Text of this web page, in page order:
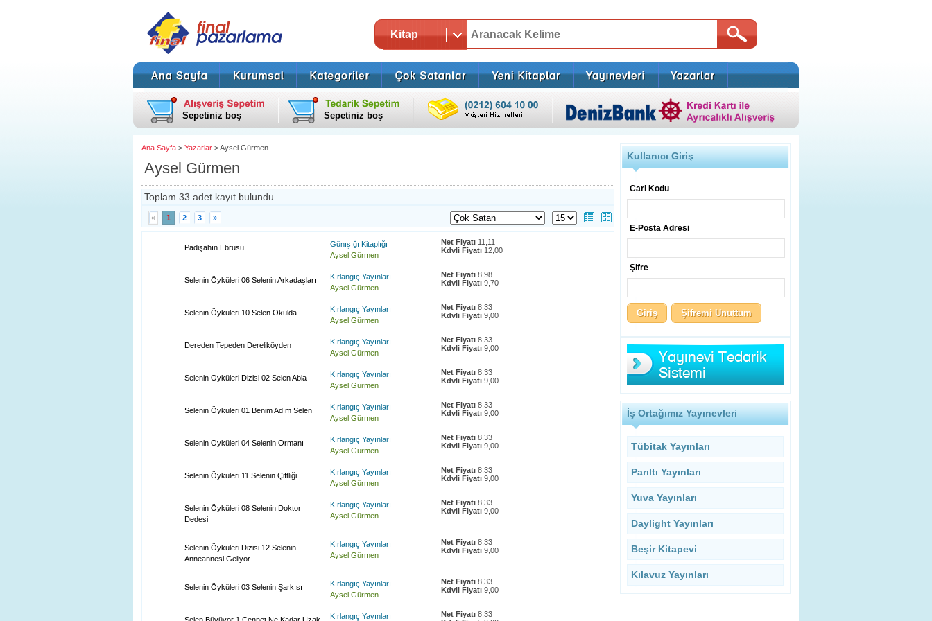
Kitap
Sepetiniz boş Sepetiniz boş
Ana Sayfa > Yazarlar > Aysel Gürmen
Aysel Gürmen
Toplam 33 adet kayıt bulundu
« 1 2 3 »
Padişahın Ebrusu
Günışığı Kitaplığı
Aysel Gürmen
Net Fiyatı 11,11
Kdvli Fiyatı 12,00
Selenin Öyküleri 06 Selenin Arkadaşları
Kırlangıç Yayınları
Aysel Gürmen
Net Fiyatı 8,98
Kdvli Fiyatı 9,70
Selenin Öyküleri 10 Selen Okulda
Kırlangıç Yayınları
Aysel Gürmen
Net Fiyatı 8,33
Kdvli Fiyatı 9,00
Dereden Tepeden Dereliköyden
Kırlangıç Yayınları
Aysel Gürmen
Net Fiyatı 8,33
Kdvli Fiyatı 9,00
Selenin Öyküleri Dizisi 02 Selen Abla
Kırlangıç Yayınları
Aysel Gürmen
Net Fiyatı 8,33
Kdvli Fiyatı 9,00
Selenin Öyküleri 01 Benim Adım Selen
Kırlangıç Yayınları
Aysel Gürmen
Net Fiyatı 8,33
Kdvli Fiyatı 9,00
Selenin Öyküleri 04 Selenin Ormanı
Kırlangıç Yayınları
Aysel Gürmen
Net Fiyatı 8,33
Kdvli Fiyatı 9,00
Selenin Öyküleri 11 Selenin Çiftliği
Kırlangıç Yayınları
Aysel Gürmen
Net Fiyatı 8,33
Kdvli Fiyatı 9,00
Selenin Öyküleri 08 Selenin Doktor
Dedesi
Kırlangıç Yayınları
Aysel Gürmen
Net Fiyatı 8,33
Kdvli Fiyatı 9,00
Selenin Öyküleri Dizisi 12 Selenin
Anneannesi Geliyor
Kırlangıç Yayınları
Aysel Gürmen
Net Fiyatı 8,33
Kdvli Fiyatı 9,00
Selenin Öyküleri 03 Selenin Şarkısı
Kırlangıç Yayınları
Aysel Gürmen
Net Fiyatı 8,33
Kdvli Fiyatı 9,00
Kırlangıç Yayınları Net Fiyatı 8,33
Kullanıcı Giriş
Cari Kodu
E-Posta Adresi
Şifre
Şifremi Unuttum
İş Ortağımız Yayınevleri
Tübitak Yayınları
Parıltı Yayınları
Yuva Yayınları
Daylight Yayınları
Beşir Kitapevi
Kılavuz Yayınları